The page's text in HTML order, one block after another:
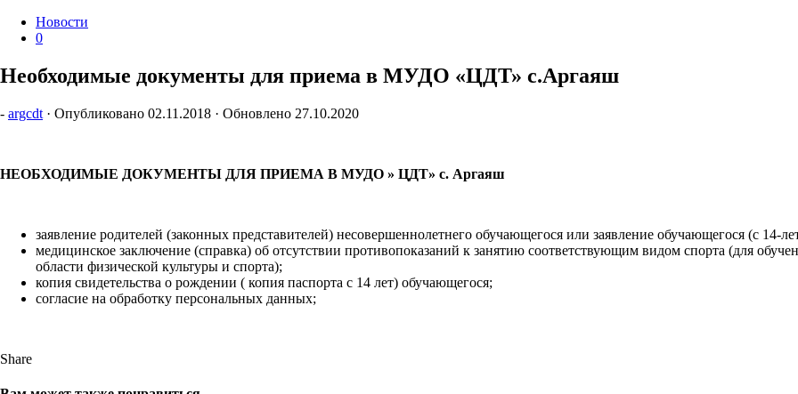
Новости
0
Необходимые документы для приема в МУДО «ЦДТ» с.Аргаяш
- argcdt · Опубликовано 02.11.2018 · Обновлено 27.10.2020
НЕОБХОДИМЫЕ ДОКУМЕНТЫ ДЛЯ ПРИЕМА В МУДО » ЦДТ» с. Аргаяш
заявление родителей (законных представителей) несовершеннолетнего обучающегося или заявление обучающегося (с 14-
медицинское заключение (справка) об отсутствии противопоказаний к занятию соответствующим видом спорта (для
области физической культуры и спорта);
копия свидетельства о рождении ( копия паспорта с 14 лет) обучающегося;
согласие на обработку персональных данных;
Share